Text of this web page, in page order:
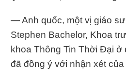
— Anh quốc, một vị giáo
Stephen Bachelor, Khoa
khoa Thông Tin Thời Đại ở
đã đồng ý với nhận xét